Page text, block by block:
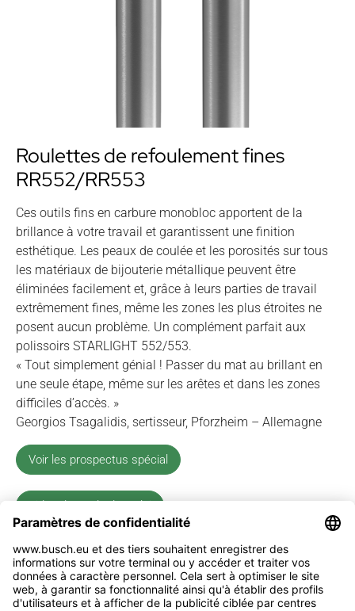
Roulettes de refoulement fines
RR552/RR553
Ces outils fins en carbure monobloc apportent de la
brillance à votre travail et garantissent une finition
esthétique. Les peaux de coulée et les porosités sur tous
les matériaux de bijouterie métallique peuvent être
éliminées facilement et, grâce à leurs parties de travail
extrêmement fines, même les zones les plus étroites ne
posent aucun problème. Un complément parfait aux
polissoirs STARLIGHT 552/553.
« Tout simplement génial ! Passer du mat au brillant en
une seule étape, même sur les arêtes et dans les zones
difficiles d’accès. »
Georgios Tsagalidis, sertisseur, Pforzheim – Allemagne
Voir les prospectus spécial
Vidéo du mode d'emploi